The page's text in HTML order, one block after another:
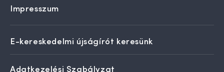
Impresszum
E-kereskedelmi újságírót keresünk
Adatkezelési Szabályzat